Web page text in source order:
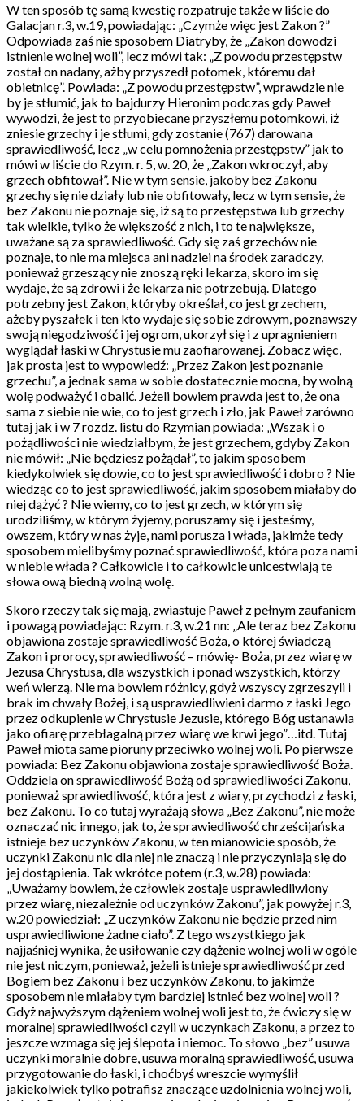
W ten sposób tę samą kwestię rozpatruje także w liście do
Galacjan r.3, w.19, powiadając: „Czymże więc jest Zakon ?”
Odpowiada zaś nie sposobem Diatryby, że „Zakon dowodzi
istnienie wolnej woli”, lecz mówi tak: „Z powodu przestępstw
został on nadany, ażby przyszedł potomek, któremu dał
obietnicę”. Powiada: „Z powodu przestępstw”, wprawdzie nie
by je stłumić, jak to bajdurzy Hieronim podczas gdy Paweł
wywodzi, że jest to przyobiecane przyszłemu potomkowi, iż
zniesie grzechy i je stłumi, gdy zostanie (767) darowana
sprawiedliwość, lecz „w celu pomnożenia przestępstw” jak to
mówi w liście do Rzym. r. 5, w. 20, że „Zakon wkroczył, aby
grzech obfitował”. Nie w tym sensie, jakoby bez Zakonu
grzechy się nie działy lub nie obfitowały, lecz w tym sensie, że
bez Zakonu nie poznaje się, iż są to przestępstwa lub grzechy
tak wielkie, tylko że większość z nich, i to te największe,
uważane są za sprawiedliwość. Gdy się zaś grzechów nie
poznaje, to nie ma miejsca ani nadziei na środek zaradczy,
ponieważ grzeszący nie znoszą ręki lekarza, skoro im się
wydaje, że są zdrowi i że lekarza nie potrzebują. Dlatego
potrzebny jest Zakon, któryby określał, co jest grzechem,
ażeby pyszałek i ten kto wydaje się sobie zdrowym, poznawszy
swoją niegodziwość i jej ogrom, ukorzył się i z upragnieniem
wyglądał łaski w Chrystusie mu zaofiarowanej. Zobacz więc,
jak prosta jest to wypowiedź: „Przez Zakon jest poznanie
grzechu”, a jednak sama w sobie dostatecznie mocna, by wolną
wolę podważyć i obalić. Jeżeli bowiem prawda jest to, że ona
sama z siebie nie wie, co to jest grzech i zło, jak Paweł zarówno
tutaj jak i w 7 rozdz. listu do Rzymian powiada: „Wszak i o
pożądliwości nie wiedziałbym, że jest grzechem, gdyby Zakon
nie mówił: „Nie będziesz pożądał”, to jakim sposobem
kiedykolwiek się dowie, co to jest sprawiedliwość i dobro ? Nie
wiedząc co to jest sprawiedliwość, jakim sposobem miałaby do
niej dążyć ? Nie wiemy, co to jest grzech, w którym się
urodziliśmy, w którym żyjemy, poruszamy się i jesteśmy,
owszem, który w nas żyje, nami porusza i włada, jakimże tedy
sposobem mielibyśmy poznać sprawiedliwość, która poza nami
w niebie włada ? Całkowicie i to całkowicie unicestwiają te
słowa ową biedną wolną wolę.
Skoro rzeczy tak się mają, zwiastuje Paweł z pełnym zaufaniem
i powagą powiadając: Rzym. r.3, w.21 nn: „Ale teraz bez Zakonu
objawiona zostaje sprawiedliwość Boża, o której świadczą
Zakon i prorocy, sprawiedliwość – mówię- Boża, przez wiarę w
Jezusa Chrystusa, dla wszystkich i ponad wszystkich, którzy
weń wierzą. Nie ma bowiem różnicy, gdyż wszyscy zgrzeszyli i
brak im chwały Bożej, i są usprawiedliwieni darmo z łaski Jego
przez odkupienie w Chrystusie Jezusie, którego Bóg ustanawia
jako ofiarę przebłagalną przez wiarę we krwi jego”…itd. Tutaj
Paweł miota same pioruny przeciwko wolnej woli. Po pierwsze
powiada: Bez Zakonu objawiona zostaje sprawiedliwość Boża.
Oddziela on sprawiedliwość Bożą od sprawiedliwości Zakonu,
ponieważ sprawiedliwość, która jest z wiary, przychodzi z łaski,
bez Zakonu. To co tutaj wyrażają słowa „Bez Zakonu”, nie może
oznaczać nic innego, jak to, że sprawiedliwość chrześcijańska
istnieje bez uczynków Zakonu, w ten mianowicie sposób, że
uczynki Zakonu nic dla niej nie znaczą i nie przyczyniają się do
jej dostąpienia. Tak wkrótce potem (r.3, w.28) powiada:
„Uważamy bowiem, że człowiek zostaje usprawiedliwiony
przez wiarę, niezależnie od uczynków Zakonu”, jak powyżej r.3,
w.20 powiedział: „Z uczynków Zakonu nie będzie przed nim
usprawiedliwione żadne ciało”. Z tego wszystkiego jak
najjaśniej wynika, że usiłowanie czy dążenie wolnej woli w ogóle
nie jest niczym, ponieważ, jeżeli istnieje sprawiedliwość przed
Bogiem bez Zakonu i bez uczynków Zakonu, to jakimże
sposobem nie miałaby tym bardziej istnieć bez wolnej woli ?
Gdyż najwyższym dążeniem wolnej woli jest to, że ćwiczy się w
moralnej sprawiedliwości czyli w uczynkach Zakonu, a przez to
jeszcze wzmaga się jej ślepota i niemoc. To słowo „bez” usuwa
uczynki moralnie dobre, usuwa moralną sprawiedliwość, usuwa
przygotowanie do łaski, i choćbyś wreszcie wymyślił
jakiekolwiek tylko potrafisz znaczące uzdolnienia wolnej woli,